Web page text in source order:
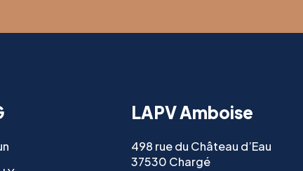
LAPV Amboise
498 rue du Château d’Eau
37530 Chargé